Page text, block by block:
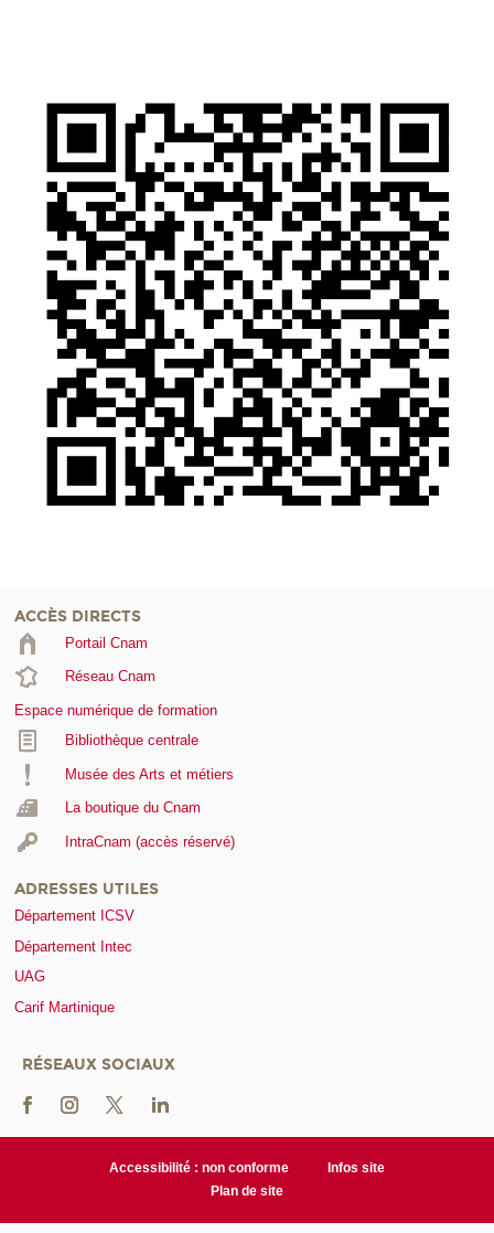
ACCÈS DIRECTS
Portail Cnam
Réseau Cnam
Espace numérique de formation
Bibliothèque centrale
Musée des Arts et métiers
La boutique du Cnam
IntraCnam (accès réservé)
ADRESSES UTILES
Département ICSV
Département Intec
UAG
Carif Martinique
RÉSEAUX SOCIAUX
Accessibilité : non conforme
Infos site
Plan de site